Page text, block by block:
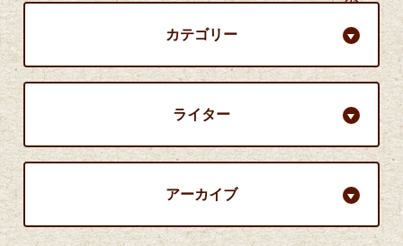
カテゴリー
ライター
アーカイブ